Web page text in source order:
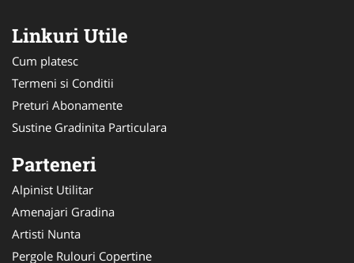
Linkuri Utile
Cum platesc
Termeni si Conditii
Preturi Abonamente
Sustine Gradinita Particulara
Parteneri
Alpinist Utilitar
Amenajari Gradina
Artisti Nunta
Pergole Rulouri Copertine